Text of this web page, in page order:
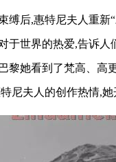
缚后,惠特尼夫人重
于世界的热爱,告诉
黎她看到了梵高、高
尼夫人的创作热情,